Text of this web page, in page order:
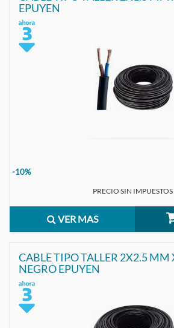
EPUYEN
-10%
PRECIO SIN
VER MAS
CABLE TIPO TALLER 2X2.5 MM
NEGRO EPUYEN